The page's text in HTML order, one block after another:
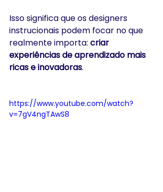
Isso significa que os designers
instrucionais podem focar no que
realmente importa: criar
experiências de aprendizado mais
ricas e inovadoras.
https://www.youtube.com/watch?
v=7gV4ngTAwS8